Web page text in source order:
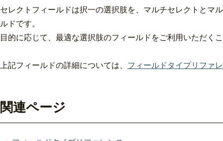
セレクトフィールドは択一の選択肢を、マルチセレクトとマ
ルドです。
目的に応じて、最適な選択肢のフィールドをご利用いただく
上記フィールドの詳細については、 フィールドタイプリファ
関連ページ